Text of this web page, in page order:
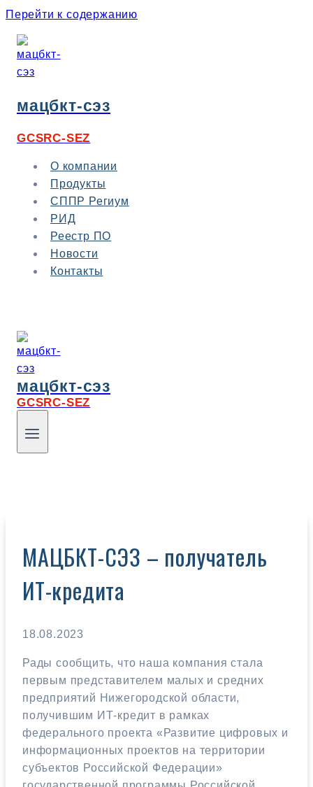
Перейти к содержанию
мацбкт-сэз
GCSRC-SEZ
О компании
Продукты
СППР Региум
РИД
Реестр ПО
Новости
Контакты
мацбкт-сэз
GCSRC-SEZ
МАЦБКТ-СЭЗ – получатель
ИТ-кредита
18.08.2023
Рады сообщить, что наша компания стала
первым представителем малых и средних
предприятий Нижегородской области,
получившим ИТ-кредит в рамках
федерального проекта «Развитие цифровых и
информационных проектов на территории
субъектов Российской Федерации»